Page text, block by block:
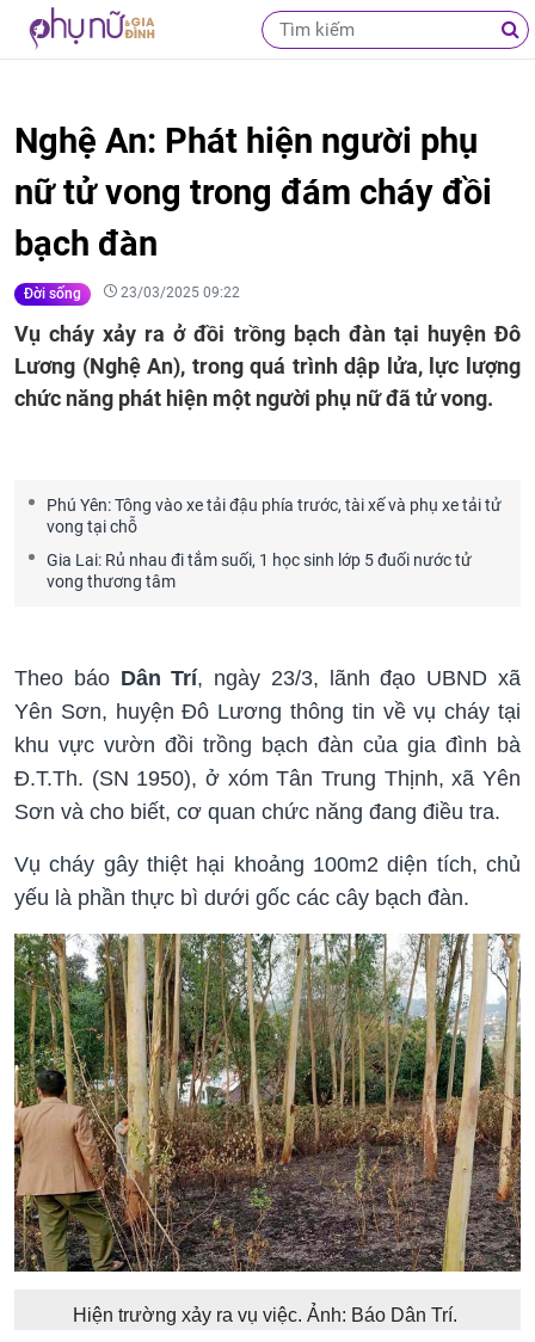
Nghệ An: Phát hiện người phụ
nữ tử vong trong đám cháy đồi
bạch đàn
Đời sống 23/03/2025 09:22
Vụ cháy xảy ra ở đồi trồng bạch đàn tại huyện Đô
Lương (Nghệ An), trong quá trình dập lửa, lực lượng
chức năng phát hiện một người phụ nữ đã tử vong.
Phú Yên: Tông vào xe tải đậu phía trước, tài xế và phụ xe tải tử
vong tại chỗ
Gia Lai: Rủ nhau đi tắm suối, 1 học sinh lớp 5 đuối nước tử
vong thương tâm
Theo báoDân Trí, ngày 23/3, lãnh đạo UBND xã
Yên Sơn, huyện Đô Lương thông tin về vụ cháy tại
khu vực vườn đồi trồng bạch đàn của gia đình bà
Đ.T.Th. (SN 1950), ở xóm Tân Trung Thịnh, xã Yên
Sơn và cho biết, cơ quan chức năng đang điều tra.
Vụ cháy gây thiệt hại khoảng 100m2 diện tích, chủ
yếu là phần thực bì dưới gốc các cây bạch đàn.
Hiện trường xảy ra vụ việc. Ảnh: Báo Dân Trí.